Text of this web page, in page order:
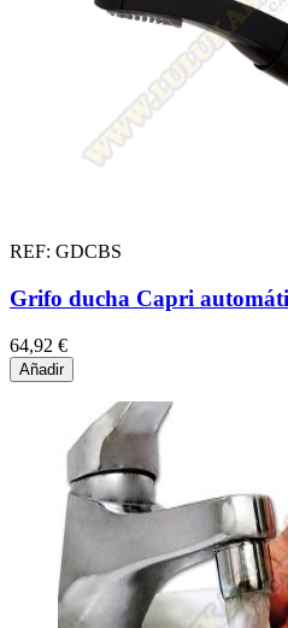
REF: GDCBS
Grifo ducha Capri
64,92 €
Añadir